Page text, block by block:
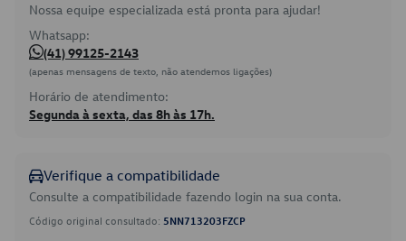
Nossa equipe especializada está pronta para ajudar!
Whatsapp:
(41) 99125-2143
(apenas mensagens de texto, não atendemos ligações)
Horário de atendimento:
Segunda à sexta, das 8h às 17h.
Verifique a compatibilidade
Consulte a compatibilidade fazendo login na sua conta.
Código original consultado: 5NN713203FZCP